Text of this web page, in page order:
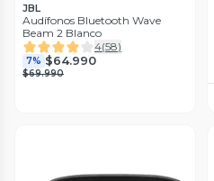
JBL
Audífonos Bluetooth Wave
Beam 2 Blanco
4(58)
7% $64.990
$69.990